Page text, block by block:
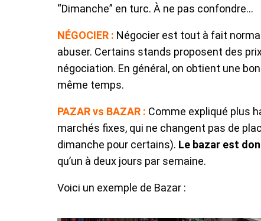
“Dimanche” en turc. À ne pas confondre…
NÉGOCIER : Négocier est tout à fait
abuser. Certains stands proposent des
négociation. En général, on obtient une
même temps.
PAZAR vs BAZAR : Comme expliqué plus
marchés fixes, qui ne changent pas de
dimanche pour certains). Le bazar est
qu’un à deux jours par semaine.
Voici un exemple de Bazar :